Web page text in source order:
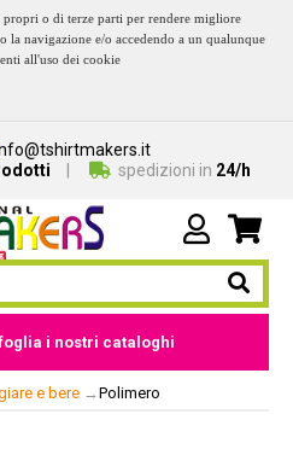
o di terze parti per rendere migliore
la navigazione e/o accedendo a un qualunque
all'uso dei cookie
spedizioni in 24/h
i nostri cataloghi
e bere → Polimero